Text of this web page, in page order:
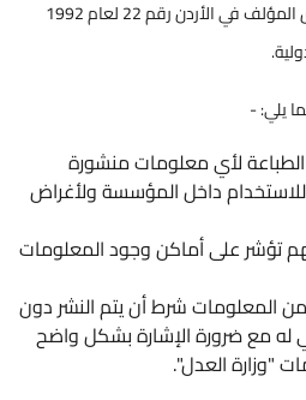
ومحمية بموجب قانون حماية حق المؤلف في الأردن رقم 22 لعام 1992
يلي: -
الطباعة لأي معلومات منشورة
داخل المؤسسة ولأغراض
تؤشر على أماكن وجود المعلومات
المعلومات شرط أن يتم النشر دون
له مع ضرورة الإشارة بشكل واضح
"وزارة العدل".